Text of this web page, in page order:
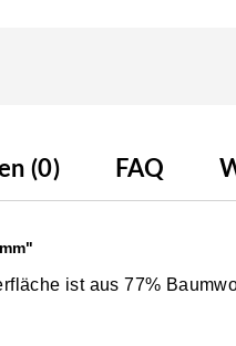
(0) FAQ
ist aus 77%